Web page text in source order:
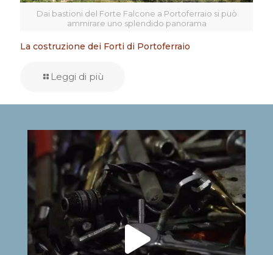
Dai bastioni del Forte Falcone a Portoferraio si può
ammirare uno splendido panorama
La costruzione dei Forti di Portoferraio
Leggi di più